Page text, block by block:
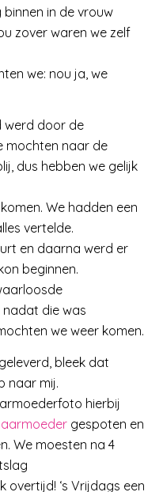
binnen in de vrouw
zover waren we zelf
we: nou ja, we
werd door de
mochten naar de
dus hebben we gelijk
We hadden een
vertelde.
en daarna werd er
beginnen.
die was
we weer komen.
bleek dat
naar mij.
hierbij
gespoten en
We moesten na 4
overtijd! ‘s Vrijdags een